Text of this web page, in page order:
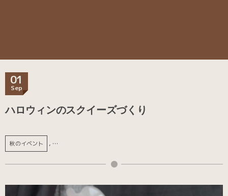
01
Sep
ハロウィンのスクイーズづくり
秋のイベント , …